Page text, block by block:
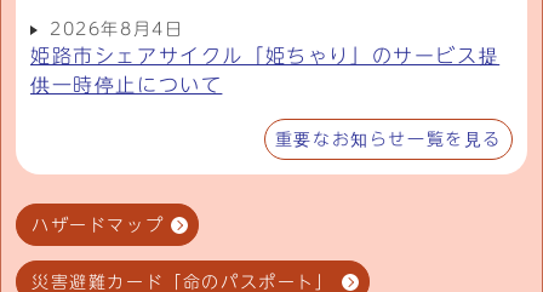
2026年8月4日
姫路市シェアサイクル「姫ちゃり」のサービス提
供一時停止について
重要なお知らせ一覧を見る
ハザードマップ
災害避難カード「命のパスポート」